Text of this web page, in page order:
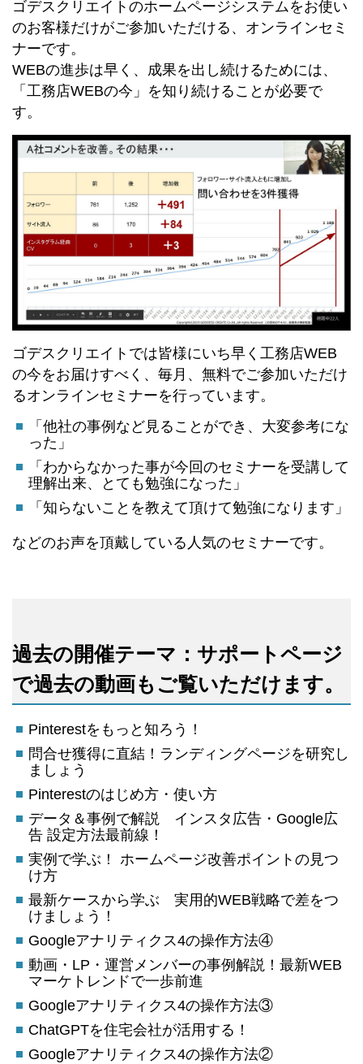
ゴデスクリエイトのホームページシステムをお使い
のお客様だけがご参加いただける、オンラインセミ
ナーです。
WEBの進歩は早く、成果を出し続けるためには、
「工務店WEBの今」を知り続けることが必要で
す。
ゴデスクリエイトでは皆様にいち早く工務店WEB
の今をお届けすべく、毎月、無料でご参加いただけ
るオンラインセミナーを行っています。
「他社の事例など見ることができ、大変参考にな
った」
「わからなかった事が今回のセミナーを受講して
理解出来、とても勉強になった」
「知らないことを教えて頂けて勉強になります」
などのお声を頂戴している人気のセミナーです。
過去の開催テーマ：サポートページ
で過去の動画もご覧いただけます。
Pinterestをもっと知ろう！
問合せ獲得に直結！ランディングページを研究し
ましょう
Pinterestのはじめ方・使い方
データ＆事例で解説 インスタ広告・Google広
告 設定方法最前線！
実例で学ぶ！ ホームページ改善ポイントの見つ
け方
最新ケースから学ぶ 実用的WEB戦略で差をつ
けましょう！
Googleアナリティクス4の操作方法④
動画・LP・運営メンバーの事例解説！最新WEB
マーケトレンドで一歩前進
Googleアナリティクス4の操作方法③
ChatGPTを住宅会社が活用する！
Googleアナリティクス4の操作方法②